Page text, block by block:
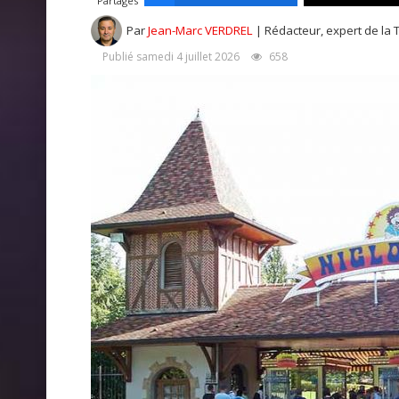
ParJean-Marc VERDREL | Rédacteur, expert de la
Publié samedi 4 juillet 2026 658